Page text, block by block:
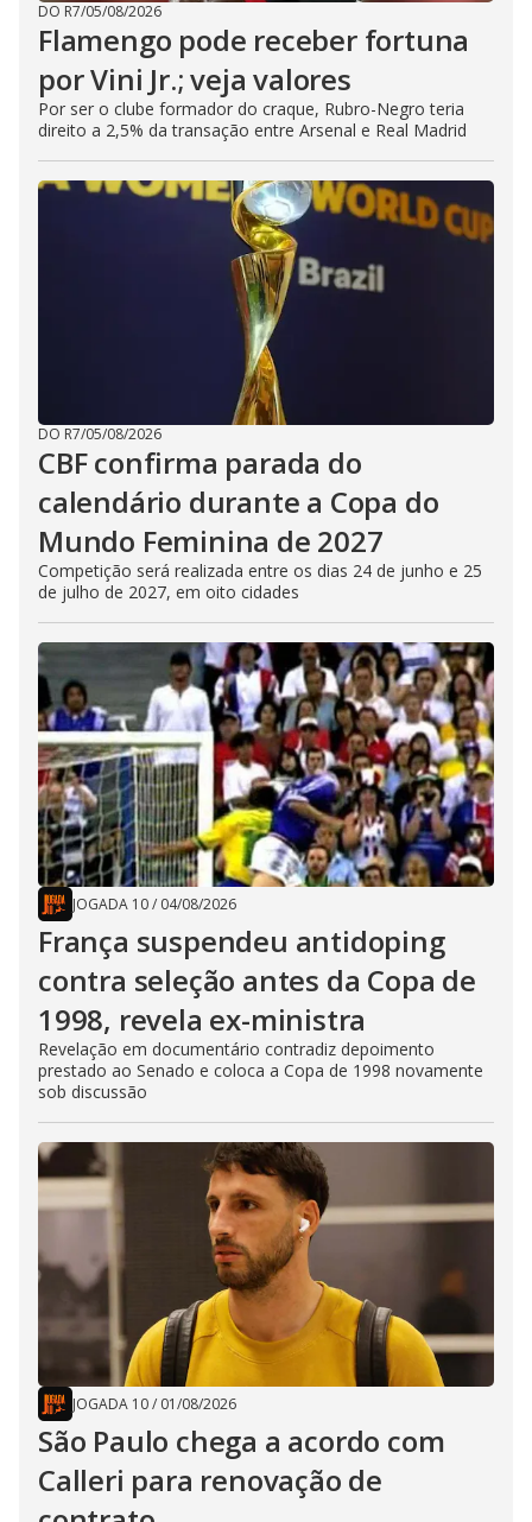
DO R7/05/08/2026
Flamengo pode receber fortuna
por Vini Jr.; veja valores
Por ser o clube formador do craque, Rubro-Negro teria
direito a 2,5% da transação entre Arsenal e Real Madrid
DO R7/05/08/2026
CBF confirma parada do
calendário durante a Copa do
Mundo Feminina de 2027
Competição será realizada entre os dias 24 de junho e 25
de julho de 2027, em oito cidades
JOGADA 10/ 04/08/2026
França suspendeu antidoping
contra seleção antes da Copa de
1998, revela ex-ministra
Revelação em documentário contradiz depoimento
prestado ao Senado e coloca a Copa de 1998 novamente
sob discussão
JOGADA 10/ 01/08/2026
São Paulo chega a acordo com
Calleri para renovação de